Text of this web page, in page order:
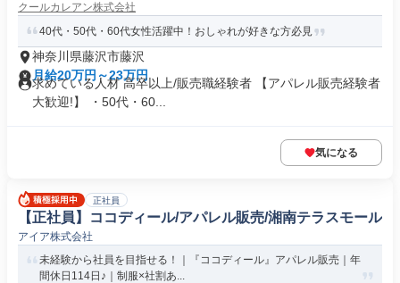
クールカレアン株式会社
40代・50代・60代女性活躍中！おしゃれが好きな方必見
神奈川県藤沢市藤沢
月給20万円～23万円
求めている人材 高卒以上/販売職経験者 【アパレル販売経験者
大歓迎!】 ・50代・60...
気になる
正社員
【正社員】ココディール/アパレル販売/湘南テラスモール
アイア株式会社
未経験から社員を目指せる！｜『ココディール』アパレル販売｜年
間休日114日♪｜制服×社割あ...